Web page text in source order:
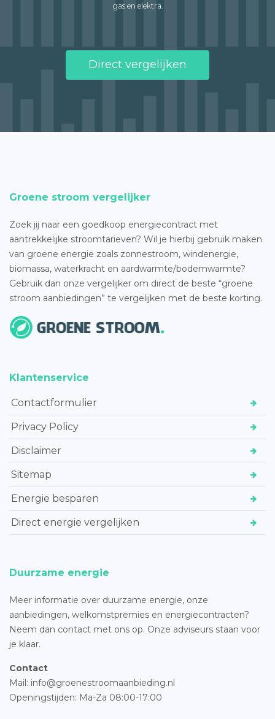
gas en elektra.
Direct vergelijken
Groene stroom vergelijker
Zoek jij naar een goedkoop energiecontract met
aantrekkelijke stroomtarieven? Wil je hierbij gebruik maken
van groene energie zoals zonnestroom, windenergie,
biomassa, waterkracht en aardwarmte/bodemwarmte?
Gebruik dan onze vergelijker om direct de beste “groene
stroom aanbiedingen” te vergelijken met de beste korting.
Klantenservice
Contactformulier
Privacy Policy
Disclaimer
Sitemap
Energie besparen
Direct energie vergelijken
Duurzame energie
Meer informatie over duurzame energie, onze
aanbiedingen, welkomstpremies en energiecontracten?
Neem dan contact met ons op. Onze adviseurs staan voor
je klaar.
Contact
Mail: info@groenestroomaanbieding.nl
Openingstijden: Ma-Za 08:00-17:00